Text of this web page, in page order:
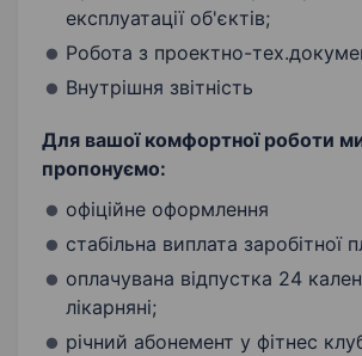
експлуатації об'єктів;
Робота з проектно-
Внутрішня звітність
Для вашої комфортної роботи
пропонуємо:
офіційне оформлення
стабільна виплата заробітної
оплачувана відпустка 24
лікарняні;
річний абонемент у фітнес